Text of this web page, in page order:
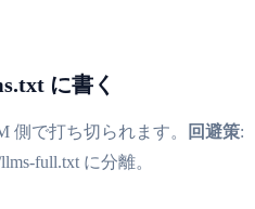
に書く
側で打ち切られます。 回避策:
full.txt に分離。